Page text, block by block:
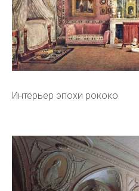
Интерьер эпохи рококо